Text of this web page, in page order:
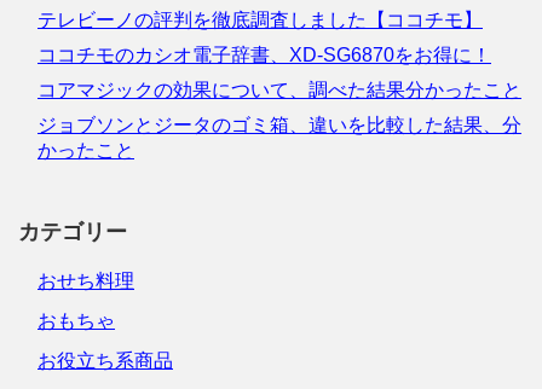
テレビーノの評判を徹底調査しました【ココチモ】
ココチモのカシオ電子辞書、XD-SG6870をお得に！
コアマジックの効果について、調べた結果分かったこと
ジョブソンとジータのゴミ箱、違いを比較した結果、分
かったこと
カテゴリー
おせち料理
おもちゃ
お役立ち系商品